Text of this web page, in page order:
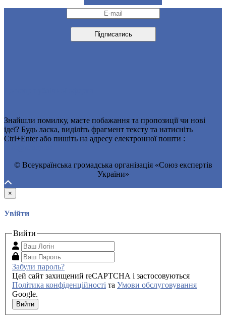
Знайшли помилку, маєте побажання та пропозиції чи нові
ідеї? Будь ласка, виділіть фрагмент тексту та натисніть
Ctrl+Enter або пишіть на адресу електронної пошти :
© Всеукраїнська громадська організація «Союз експертів
України»
×
Увійти
Вийти
Забули пароль?
Цей сайт захищений reCAPTCHA і застосовуються
Політика конфіденційності та Умови обслуговування
Google.
Вийти